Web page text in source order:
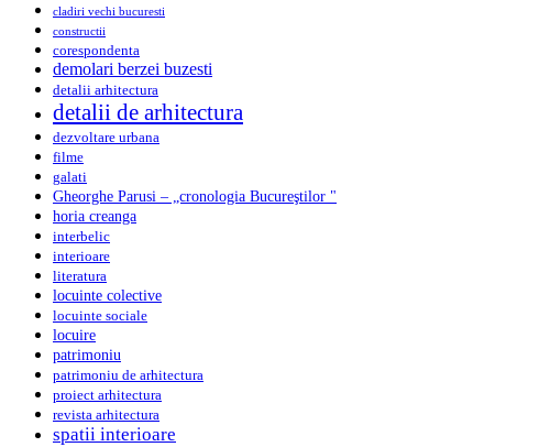
cladiri vechi bucuresti
constructii
corespondenta
demolari berzei buzesti
detalii arhitectura
detalii de arhitectura
dezvoltare urbana
filme
galati
Gheorghe Parusi – „cronologia Bucureştilor "
horia creanga
interbelic
interioare
literatura
locuinte colective
locuinte sociale
locuire
patrimoniu
patrimoniu de arhitectura
proiect arhitectura
revista arhitectura
spatii interioare